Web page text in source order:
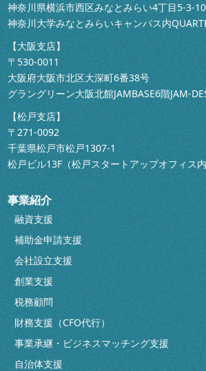
神奈川県横浜市西区みなとみらい4丁目5-3-
神奈川大学みなとみらいキャンパス内
【大阪支店】
〒530-0011
大阪府大阪市北区大深町6番38号
グラングリーン大阪北館JAMBASE6階JAM-
【松戸支店】
〒271-0092
千葉県松戸市松戸1307-1
松戸ビル13F（松戸スタートアップオフィス内
事業紹介
融資支援
補助金申請支援
会社設立支援
創業支援
税務顧問
財務支援（CFO代行）
事業承継・ビジネスマッチング支援
自治体支援